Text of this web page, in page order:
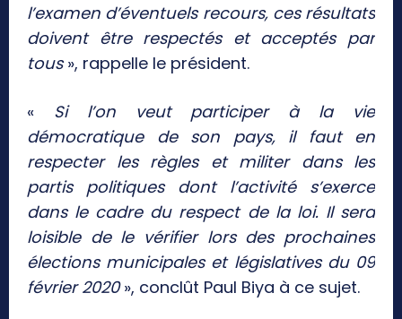
l’examen d’éventuels recours, ces résultats
doivent être respectés et acceptés par
tous», rappelle le président.
« Si l’on veut participer à la vie
démocratique de son pays, il faut en
respecter les règles et militer dans les
partis politiques dont l’activité s’exerce
dans le cadre du respect de la loi. Il sera
loisible de le vérifier lors des prochaines
élections municipales et législatives du 09
février 2020», conclût Paul Biya à ce sujet.